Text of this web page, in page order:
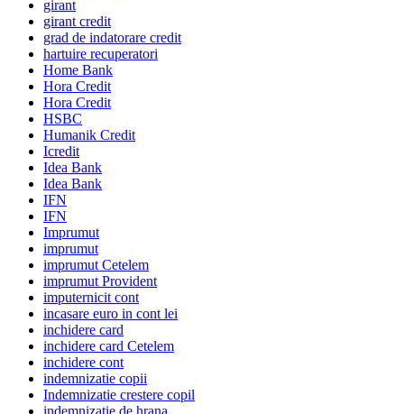
girant
girant credit
grad de indatorare credit
hartuire recuperatori
Home Bank
Hora Credit
Hora Credit
HSBC
Humanik Credit
Icredit
Idea Bank
Idea Bank
IFN
IFN
Imprumut
imprumut
imprumut Cetelem
imprumut Provident
imputernicit cont
incasare euro in cont lei
inchidere card
inchidere card Cetelem
inchidere cont
indemnizatie copii
Indemnizatie crestere copil